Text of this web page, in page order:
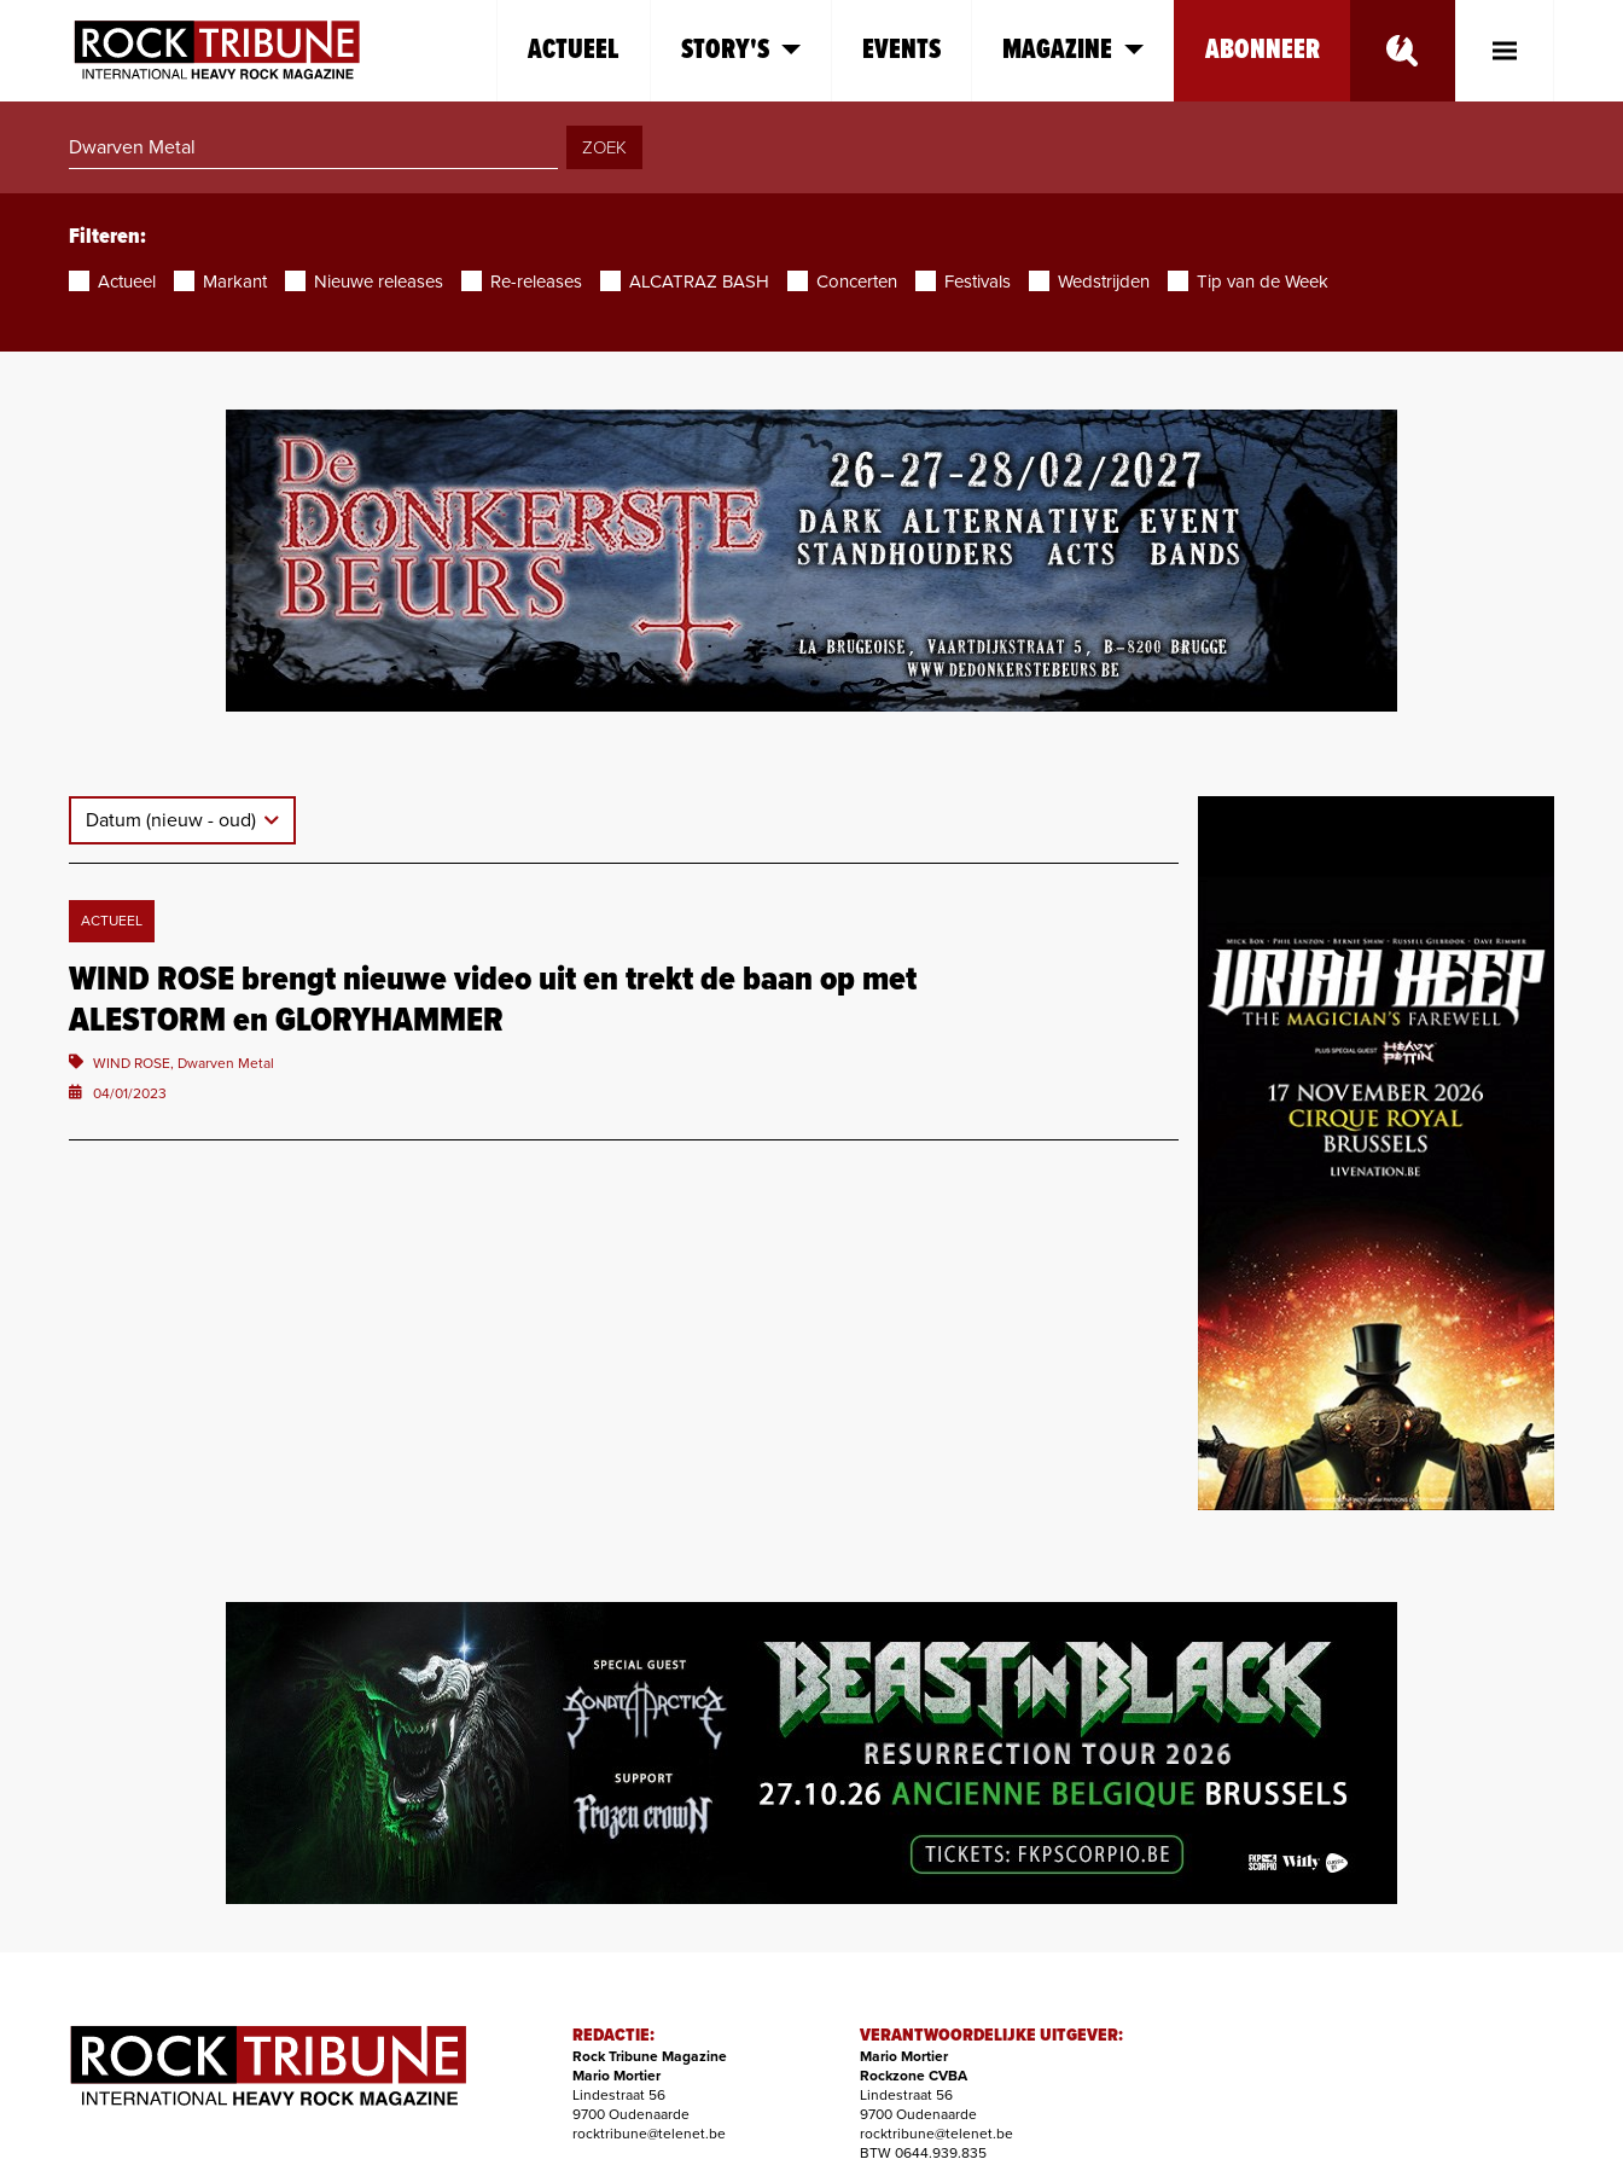
ACTUEEL STORY'S EVENTS MAGAZINE ABONNEER
Toggle
ZOEK
Filteren:
Actueel Markant Nieuwe releases Re-releases ALCATRAZ BASH Concerten Festivals Wedstrijden Tip van de Week
Datum (nieuw - oud)
ACTUEEL
WIND ROSE brengt nieuwe video uit en trekt de baan op met
ALESTORM en GLORYHAMMER
WIND ROSE, Dwarven Metal
04/01/2023
REDACTIE:
Rock Tribune Magazine
Mario Mortier
Lindestraat 56
9700 Oudenaarde
rocktribune@telenet.be
VERANTWOORDELIJKE UITGEVER:
Mario Mortier
Rockzone CVBA
Lindestraat 56
9700 Oudenaarde
rocktribune@telenet.be
BTW 0644.939.835